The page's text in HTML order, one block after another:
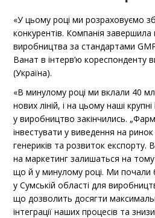
«У цьому році ми розраховуємо
конкурентів. Компанія
виробництва за стандартами
Ванат в інтерв’ю кореспонденту
(Україна).
«В минулому році ми вклали 40
нових ліній, і на цьому наші крупні
у виробництво закінчились.
інвестувати у виведення на
генериків та розвиток експорту.
на маркетинг залишаться на тому
що й у минулому році. Ми почали
у Сумській області для
що дозволить досягти
інтеграції наших процесів та